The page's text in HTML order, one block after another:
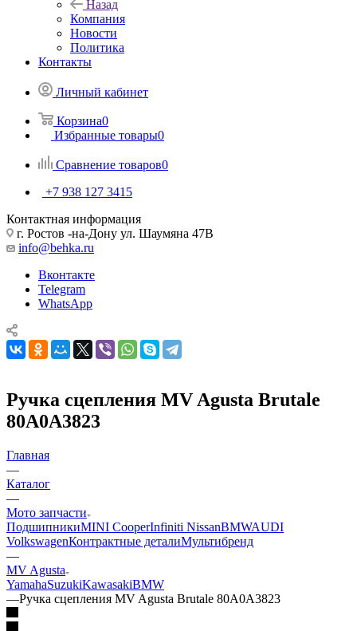
Назад
Компания
Новости
Политика
Контакты
Личный кабинет
Корзина0
Избранные товары0
Сравнение товаров0
+7 938 127 3415
Контактная информация
г. Ростов -на-Дону ул. Шаумяна 47В
info@behka.ru
Вконтакте
Telegram
WhatsApp
Ручка сцепления MV Agusta Brutale
80A0A3823
Главная
—
Каталог
—
Мото запчасти
ПодшипникиMINI CooperInfiniti NissanBMWAUDI
VolkswagenКонтрактные деталиМультибренд
—
MV Agusta
YamahaSuzukiKawasakiBMW
—Ручка сцепления MV Agusta Brutale 80A0A3823